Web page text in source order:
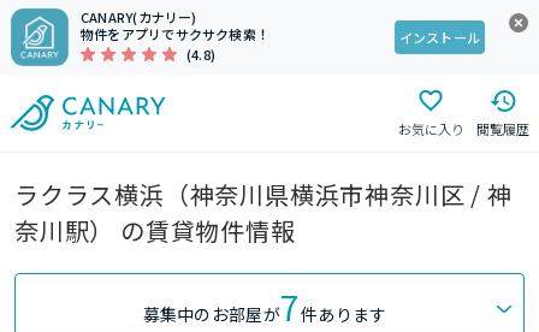
CANARY(カナリー)
物件をアプリでサクサク検索！
(4.8)
インストール
お気に入り 閲覧履歴
ラクラス横浜（神奈川県横浜市神奈川区 / 神
奈川駅） の賃貸物件情報
募集中のお部屋が7件あります